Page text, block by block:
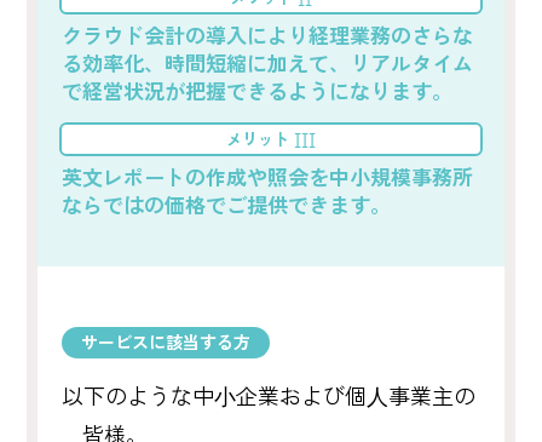
クラウド会計の導入により経理業務のさらな
る効率化、時間短縮に加えて、リアルタイム
で経営状況が把握できるようになります。
メリット III
英文レポートの作成や照会を中小規模事務所
ならではの価格でご提供できます。
サービスに該当する方
以下のような中⼩企業および個⼈事業主の
皆様。